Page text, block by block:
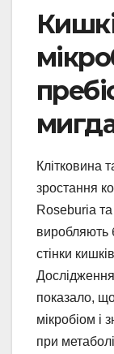
Клітковина
зростання
Roseburia
виробляють
стінки
показало,
мікробіом і
при